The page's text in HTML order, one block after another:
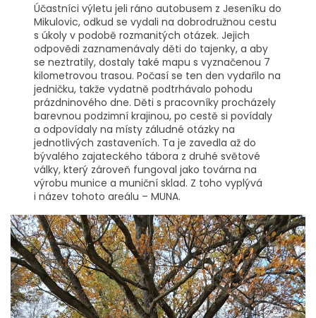
Účastníci výletu jeli ráno autobusem z Jeseníku do
Mikulovic, odkud se vydali na dobrodružnou cestu
s úkoly v podobě rozmanitých otázek. Jejich
odpovědi zaznamenávaly děti do tajenky, a aby
se neztratily, dostaly také mapu s vyznačenou 7
kilometrovou trasou. Počasí se ten den vydařilo na
jedničku, takže vydatně podtrhávalo pohodu
prázdninového dne. Děti s pracovníky procházely
barevnou podzimní krajinou, po cestě si povídaly
a odpovídaly na místy záludné otázky na
jednotlivých zastaveních. Ta je zavedla až do
bývalého zajateckého tábora z druhé světové
války, který zároveň fungoval jako továrna na
výrobu munice a muniční sklad. Z toho vyplývá
i název tohoto areálu – MUNA.